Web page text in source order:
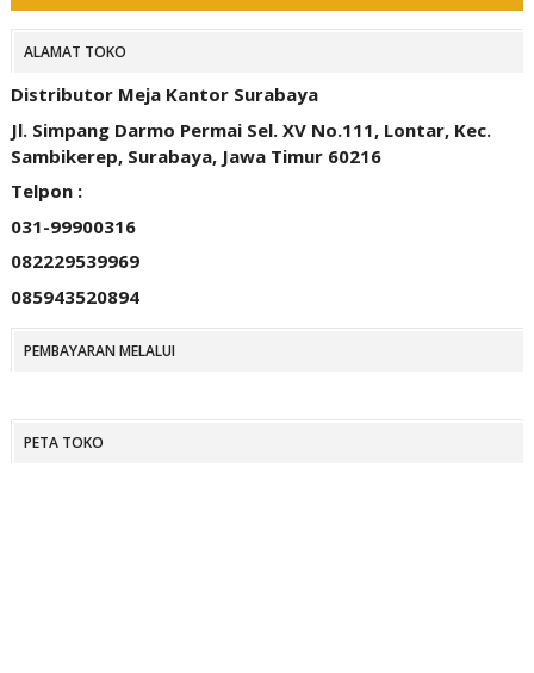
ALAMAT TOKO
Distributor Meja Kantor Surabaya
Jl. Simpang Darmo Permai Sel. XV No.111, Lontar, Kec.
Sambikerep, Surabaya, Jawa Timur 60216
Telpon :
031-99900316
082229539969
085943520894
PEMBAYARAN MELALUI
PETA TOKO